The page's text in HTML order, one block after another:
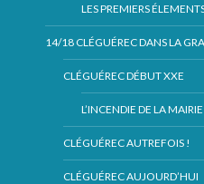
LES PREMIERS
14/18 CLÉGUÉREC DANS LA
CLÉGUÉREC DÉBUT XXE
L’INCENDIE DE LA MAIRIE
CLÉGUÉREC AUTREFOIS !
CLÉGUÉREC AUJOURD’HUI